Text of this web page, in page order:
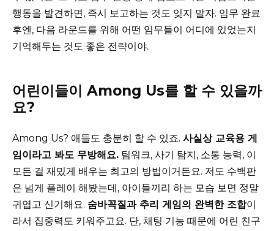
행동을 발견하면, 즉시 보고하는 것도 잊지 말자. 임무 완료
후엔, 다음 라운드를 위해 어떤 임무들이 어디에 있었는지
기억해두는 것도 좋은 전략이야.
어린이들이 Among Us를 할 수 있을까
요?
Among Us? 애들도 충분히 할 수 있죠. 사실상 교육용 게
임이라고 봐도 무방해요. 팀워크, 사기 탐지, 소통 능력, 이
모든 걸 재밌게 배우는 최고의 방법이거든요. 저도 수백판
은 넘게 플레이 해봤는데, 아이들끼리 하는 모습 보면 정말
귀엽고 신기해요. 숨바꼭질과 추리 게임의 완벽한 조합이
라서 집중력도 키워주고요. 단, 채팅 기능 때문에 어린 친구